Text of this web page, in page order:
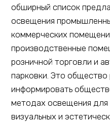
обширный список
освещения
коммерческих
производственные
розничной торговли и
парковки. Это общество
информировать
методах освещения для
визуальных и